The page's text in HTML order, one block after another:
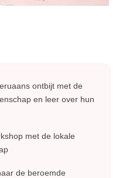
ontbijt met de
en leer over hun
met de lokale
de beroemde